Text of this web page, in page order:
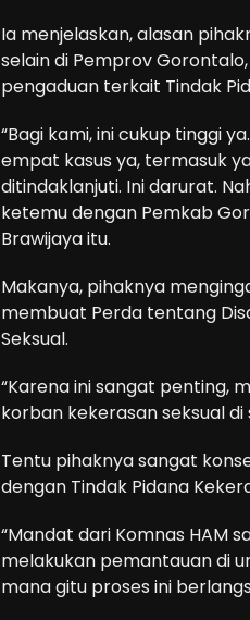
Ia menjelaskan, alasan
selain di Pemprov
pengaduan terkait Tindak
“Bagi kami, ini cukup tinggi
empat kasus ya, termasuk
ditindaklanjuti. Ini darurat.
ketemu dengan Pemkab
Brawijaya itu.
Makanya, pihaknya
membuat Perda tentang
Seksual.
“Karena ini sangat penting,
korban kekerasan seksual
Tentu pihaknya sangat
dengan Tindak Pidana
“Mandat dari Komnas HAM
melakukan pemantauan di
mana gitu proses ini